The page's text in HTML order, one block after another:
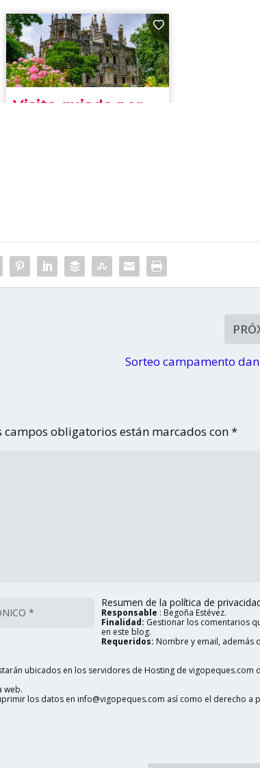
Sorteo campamento
campos obligatorios están marcados con*
Resumen de la política de
Responsable : Begoña Estévez.
Finalidad: Gestionar los comentarios
en este blog.
Requeridos: Nombre y email, además
ubicados en los servidores de Hosting de vigopeques.com
web.
los datos en info@vigopeques.com así como el derecho a